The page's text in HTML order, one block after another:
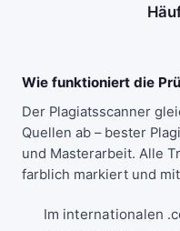
Wie funktioniert die
Der Plagiatsscanner
Quellen ab – bester
und Masterarbeit. Alle
farblich markiert und
Im internationalen